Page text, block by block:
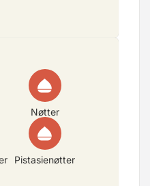
Nøtter
Pistasienøtter